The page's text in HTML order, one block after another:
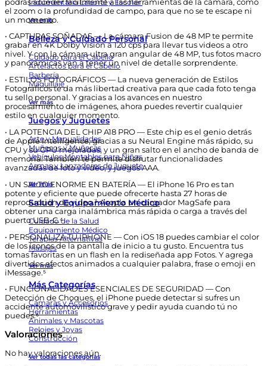
Indumentaria Laboral y Escolar
Ver más
Belleza y Cuidado Personal
Cuidado para el Cabello
Artefactos para el Cabello
Barbería
Maquillaje
Ver más
Juegos y Juguetes
Arte y Manualidades
Muñecos y Muñecas
Vehículos Montables para Niños
Armas y Lanzadores de Juguete
Ver más
Salud y Equipamiento Médico
Cuidado de la Salud
Equipamiento Médico
Terapias Alternativas
Masajes
Ver más
Más Categorías
Cámaras y Accesorios
Herramientas
Animales y Mascotas
Relojes y Joyas
Construcción
Ver todas las categorías
podrás acceder fácilmente a las herramientas de la cámara, como
el zoom o la profundidad de campo, para que no se te escape ni
un momento.
• CAPTURAS SOÑADAS — La cámara Fusion de 48 MP te permite
grabar en 4K Dolby Vision a 120 cps para llevar tus videos a otro
nivel. Y con la cámara ultra gran angular de 48 MP, tus fotos macro
y panorámicas van a tener un nivel de detalle sorprendente.
• ESTILOS FOTOGRÁFICOS — La nueva generación de Estilos
Fotográficos te da más libertad creativa para que cada foto tenga
tu sello personal. Y gracias a los avances en nuestro
procesamiento de imágenes, ahora puedes revertir cualquier
estilo en cualquier momento.
• LA POTENCIA DEL CHIP A18 PRO — Este chip es el genio detrás
de Apple Intelligence, gracias a su Neural Engine más rápido, su
CPU y su GPU mejoradas, y un gran salto en el ancho de banda de
memoria. También te permite disfrutar funcionalidades
avanzadas de foto y video, y juegos AAA.
• UN SALTO ENORME EN BATERÍA — El iPhone 16 Pro es tan
potente y eficiente que puede ofrecerte hasta 27 horas de
reproducción de video.³ Acopla un cargador MagSafe para
obtener una carga inalámbrica más rápida o carga a través del
puerto USB-C.⁴
• PERSONALIZA TU IPHONE — Con iOS 18 puedes cambiar el color
de los íconos de la pantalla de inicio a tu gusto. Encuentra tus
tomas favoritas en un flash en la rediseñada app Fotos. Y agrega
divertidos efectos animados a cualquier palabra, frase o emoji en
iMessage.⁵
• FUNCIONALIDADES ESENCIALES DE SEGURIDAD — Con
Detección de Choques, el iPhone puede detectar si sufres un
accidente automovilístico grave y pedir ayuda cuando tú no
puedes.⁶
Valoraciones
No hay valoraciones aún.